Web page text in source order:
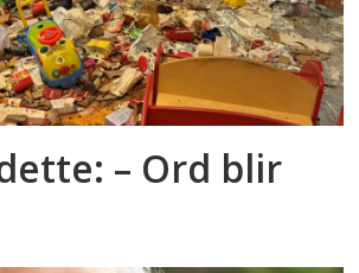
– Ord blir